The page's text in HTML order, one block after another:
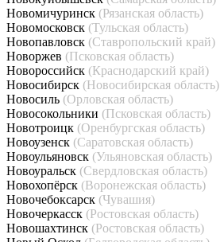
Новомичуринск (Рязанская область)
Новомосковск (Тульская область)
Новопавловск (Ставропольский край)
Новоржев (Псковская область)
Новороссийск (Краснодарский край)
Новосибирск (Новосибирская область)
Новосиль (Орловская область)
Новосокольники (Псковская область)
Новотроицк (Оренбургская область)
Новоузенск (Саратовская область)
Новоульяновск (Ульяновская область)
Новоуральск (Свердловская область)
Новохопёрск (Воронежская область)
Новочебоксарск (Чувашия)
Новочеркасск (Ростовская область)
Новошахтинск (Ростовская область)